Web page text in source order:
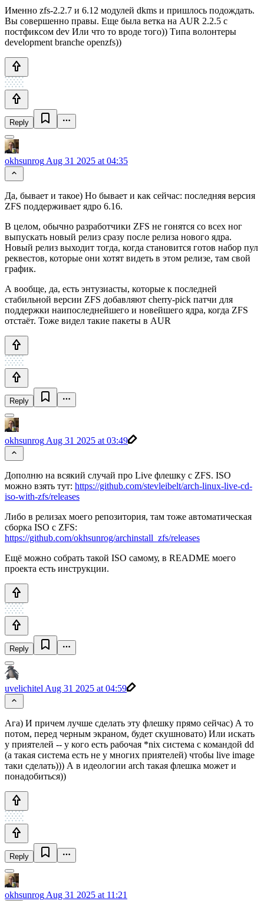
Именно zfs-2.2.7 и 6.12 модулей dkms и пришлось подождать.
Вы совершенно правы. Еще была ветка на AUR 2.2.5 с
постфиксом dev Или что то вроде того)) Типа волонтеры
development branche openzfs))
Reply
okhsunrog Aug 31 2025 at 04:35
Да, бывает и такое) Но бывает и как сейчас: последняя версия
ZFS поддерживает ядро 6.16.
В целом, обычно разработчики ZFS не гонятся со всех ног
выпускать новый релиз сразу после релиза нового ядра.
Новый релиз выходит тогда, когда становится готов набор пул
реквестов, которые они хотят видеть в этом релизе, там свой
график.
А вообще, да, есть энтузиасты, которые к последней
стабильной версии ZFS добавляют cherry-pick патчи для
поддержки наипоследнейшего и новейшего ядра, когда ZFS
отстаёт. Тоже видел такие пакеты в AUR
Reply
okhsunrog Aug 31 2025 at 03:49
Дополню на всякий случай про Live флешку с ZFS. ISO
можно взять тут: https://github.com/stevleibelt/arch-linux-live-cd-
iso-with-zfs/releases
Либо в релизах моего репозитория, там тоже автоматическая
сборка ISO с ZFS:
https://github.com/okhsunrog/archinstall_zfs/releases
Ещё можно собрать такой ISO самому, в README моего
проекта есть инструкции.
Reply
uvelichitel Aug 31 2025 at 04:59
Ага) И причем лучше сделать эту флешку прямо сейчас) А то
потом, перед черным экраном, будет скушновато) Или искать
у приятелей -- у кого есть рабочая *nix система с командой dd
(а такая система есть не у многих приятелей) чтобы live image
таки сделать))) А в идеологии arch такая флешка может и
понадобиться))
Reply
okhsunrog Aug 31 2025 at 11:21